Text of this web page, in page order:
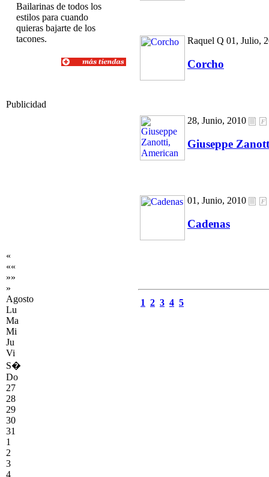
Bailarinas de todos los
estilos para cuando
quieras bajarte de los
tacones.
Publicidad
«
««
»»
»
Agosto
Lu
Ma
Mi
Ju
Vi
S�
Do
27
28
29
30
31
1
2
3
4
Raquel Q 01, Julio,
Corcho
28, Junio, 2010
Giuseppe
01, Junio, 2010
Cadenas
1 2 3 4 5